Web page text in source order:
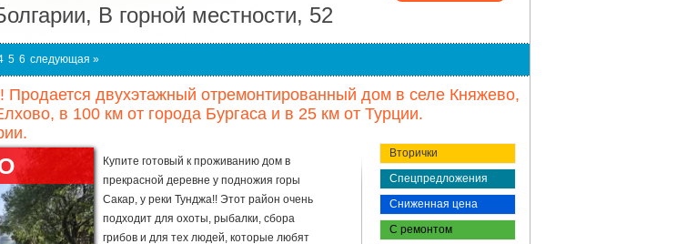
В горной местности, 52
5 6 следующая »
двухэтажный отремонтированный дом в селе Княжево,
в 100 км от города Бургаса и в 25 км от Турции.
Купите готовый к проживанию дом в
прекрасной деревне у подножия горы
Сакар, у реки Тунджа!! Этот район очень
подходит для охоты, рыбалки, сбора
грибов и для тех людей, которые любят
Вторички
Спецпредложения
Сниженная цена
С ремонтом